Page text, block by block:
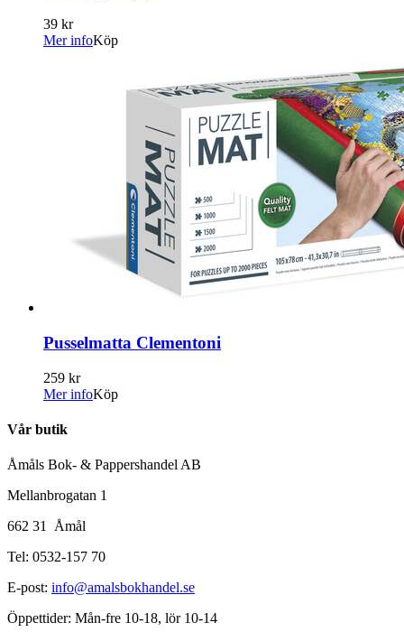
39 kr
Mer infoKöp
Pusselmatta Clementoni
259 kr
Mer infoKöp
Vår butik
Åmåls Bok- & Pappershandel AB
Mellanbrogatan 1
662 31 Åmål
Tel: 0532-157 70
E-post: info@amalsbokhandel.se
Öppettider: Mån-fre 10-18, lör 10-14